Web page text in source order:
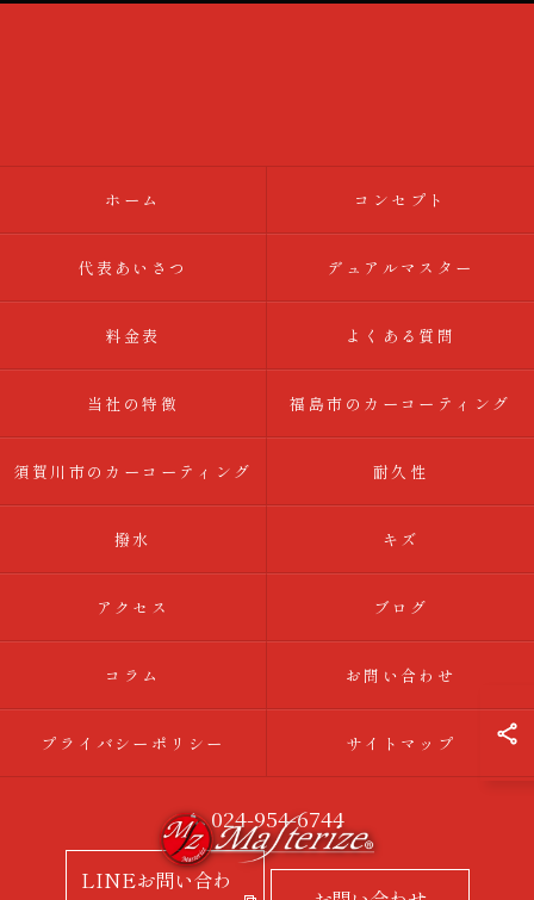
024-954-6744
LINEお問い合わ
ホーム コンセプト
代表あいさつ デュアルマスター
料金表 よくある質問
当社の特徴 福島市のカーコーティング
須賀川市のカーコーティング 耐久性
撥水 キズ
アクセス ブログ
コラム お問い合わせ
プライバシーポリシー サイトマップ